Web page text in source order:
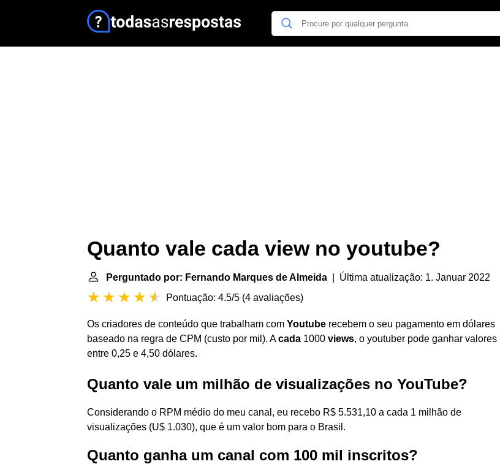
Quanto vale cada view no youtube?
Perguntado por: Fernando Marques de Almeida | Última atualização: 1. Januar 2022
Pontuação: 4.5/5 (4 avaliações)
Os criadores de conteúdo que trabalham com Youtube recebem o seu pagamento em dólares
baseado na regra de CPM (custo por mil). Acada 1000 views, o youtuber pode ganhar valores
entre 0,25 e 4,50 dólares.
Quanto vale um milhão de visualizações no YouTube?
Considerando o RPM médio do meu canal, eu recebo R$ 5.531,10 a cada 1 milhão de
visualizações (U$ 1.030), que é um valor bom para o Brasil.
Quanto ganha um canal com 100 mil inscritos?